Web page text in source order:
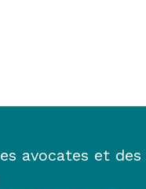
avocates et